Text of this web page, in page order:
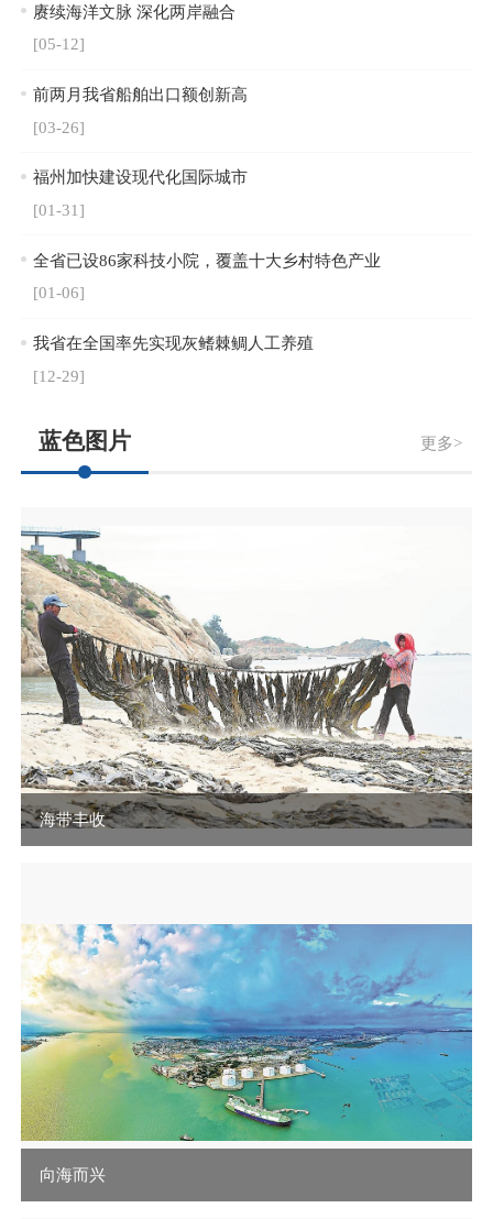
赓续海洋文脉 深化两岸融合
[05-12]
前两月我省船舶出口额创新高
[03-26]
福州加快建设现代化国际城市
[01-31]
全省已设86家科技小院，覆盖十大乡村特色产业
[01-06]
我省在全国率先实现灰鳍棘鲷人工养殖
[12-29]
蓝色图片 更多>
海带丰收
向海而兴